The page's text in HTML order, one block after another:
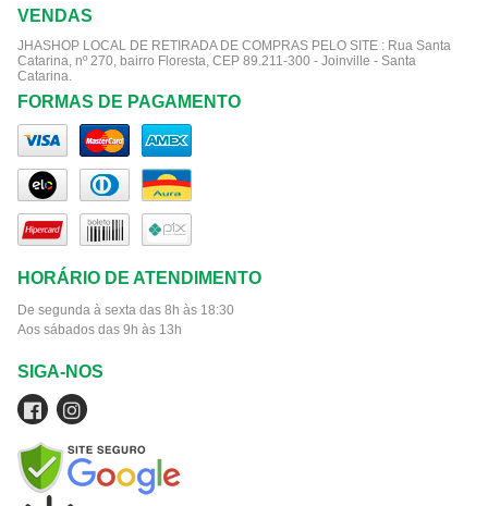
VENDAS
JHASHOP LOCAL DE RETIRADA DE COMPRAS PELO SITE : Rua Santa
Catarina, nº 270, bairro Floresta, CEP 89.211-300 - Joinville - Santa
Catarina.
FORMAS DE PAGAMENTO
HORÁRIO DE ATENDIMENTO
De segunda à sexta das 8h às 18:30
Aos sábados das 9h às 13h
SIGA-NOS